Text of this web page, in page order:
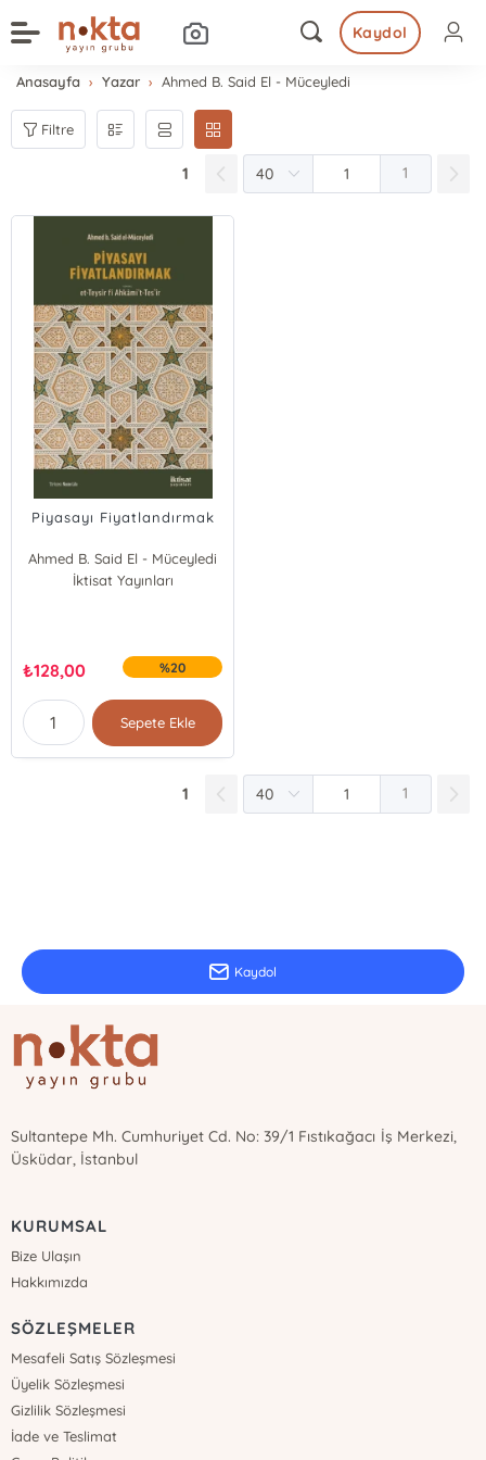
Kaydol
Anasayfa Yazar Ahmed B. Said El - Müceyledi
Filtre
1 1
Piyasayı Fiyatlandırmak
Ahmed B. Said El - Müceyledi
İktisat Yayınları
₺128,00 %20
Sepete Ekle
1 1
Kaydol
Sultantepe Mh. Cumhuriyet Cd. No: 39/1 Fıstıkağacı İş Merkezi,
Üsküdar, İstanbul
KURUMSAL
Bize Ulaşın
Hakkımızda
SÖZLEŞMELER
Mesafeli Satış Sözleşmesi
Üyelik Sözleşmesi
Gizlilik Sözleşmesi
İade ve Teslimat